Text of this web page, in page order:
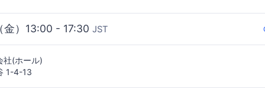
）13:00 - 17:30 JST
社(ホール)
1-4-13